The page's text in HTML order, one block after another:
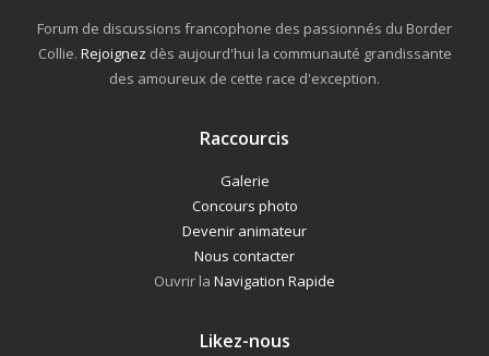
Forum de discussions francophone des passionnés du Border
Collie. Rejoignez dès aujourd'hui la communauté grandissante
des amoureux de cette race d'exception.
Raccourcis
Galerie
Concours photo
Devenir animateur
Nous contacter
Ouvrir la Navigation Rapide
Likez-nous